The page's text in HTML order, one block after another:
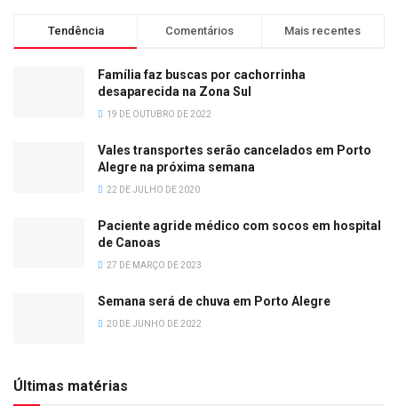
Tendência Comentários Mais recentes
Família faz buscas por cachorrinha
desaparecida na Zona Sul
19 DE OUTUBRO DE 2022
Vales transportes serão cancelados em Porto
Alegre na próxima semana
22 DE JULHO DE 2020
Paciente agride médico com socos em hospital
de Canoas
27 DE MARÇO DE 2023
Semana será de chuva em Porto Alegre
20 DE JUNHO DE 2022
Últimas matérias